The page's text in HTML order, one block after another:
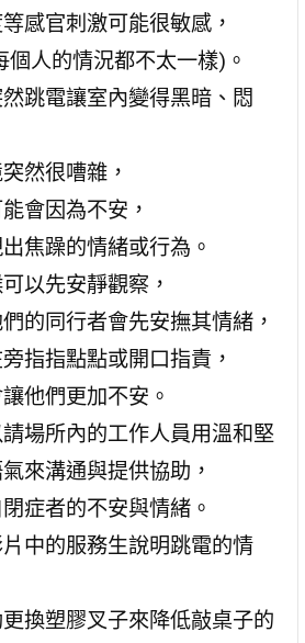
感官刺激可能很敏感，
個人的情況都不太一樣)。
跳電讓室內變得黑暗、悶
然很嘈雜，
會因為不安，
焦躁的情緒或行為。
以先安靜觀察，
的同行者會先安撫其情緒，
指指點點或開口指責，
他們更加不安。
場所內的工作人員用溫和堅
來溝通與提供協助，
症者的不安與情緒。
中的服務生說明跳電的情
換塑膠叉子來降低敲桌子的